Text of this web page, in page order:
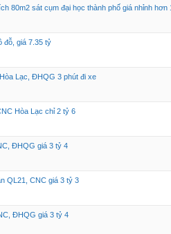
80m2 sát cụm đại học thành phố giá nhỉnh hơn
đỗ, giá 7.35 tỷ
Lạc, ĐHQG 3 phút đi xe
Hòa Lạc chỉ 2 tỷ 6
ĐHQG giá 3 tỷ 4
QL21, CNC giá 3 tỷ 3
ĐHQG giá 3 tỷ 4